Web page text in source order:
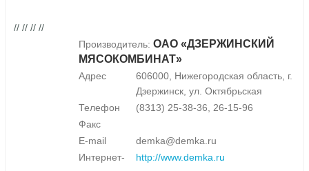
// // // //
Производитель: ОАО «ДЗЕРЖИНСКИЙ
МЯСОКОМБИНАТ»
Адрес
606000, Нижегородская область, г.
Дзержинск, ул. Октябрьская
Телефон
(8313) 25-38-36, 26-15-96
Факс
E-mail
demka@demka.ru
Интернет-
http://www.demka.ru